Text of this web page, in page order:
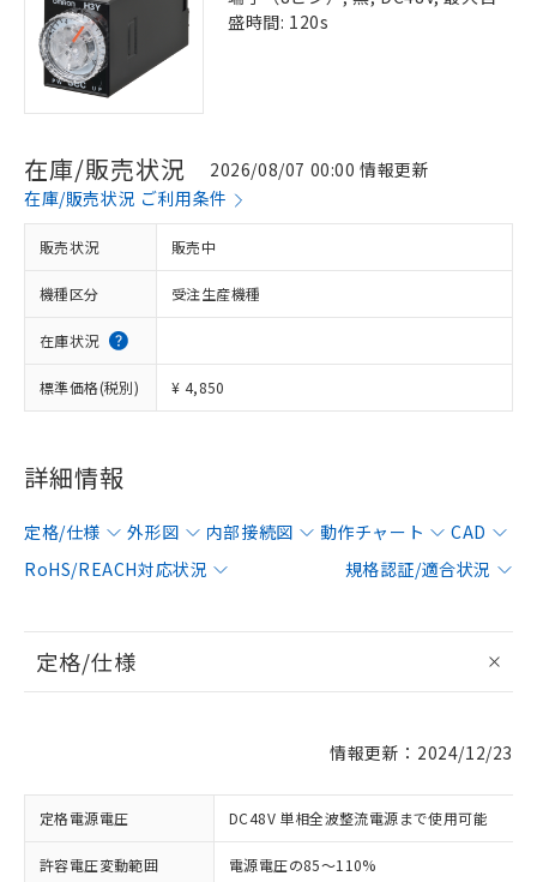
盛時間: 120s
在庫/販売状況
2026/08/07 00:00 情報更新
在庫/販売状況 ご利用条件
販売状況 販売中
機種区分 受注生産機種
在庫状況
標準価格(税別) ¥ 4,850
詳細情報
定格/仕様 外形図 内部接続図 動作チャート
CAD
RoHS/REACH対応状況
規格認証/適合状況
定格/仕様
情報更新：2024/12/23
定格電源電圧 DC48V 単相全波整流電源まで使用可能
許容電圧変動範囲 電源電圧の85～110%